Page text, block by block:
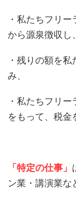
・私たちフリ
から源泉徴収し、
・残りの額を
み、
・私たちフリ
をもって、税金
「特定の仕事」
ン業・講演業な